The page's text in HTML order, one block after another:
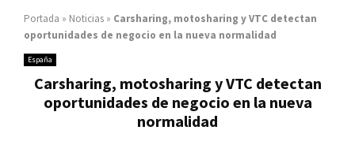
Portada » Noticias » Carsharing, motosharing y VTC detectan
oportunidades de negocio en la nueva normalidad
España
Carsharing, motosharing y VTC detectan
oportunidades de negocio en la nueva
normalidad